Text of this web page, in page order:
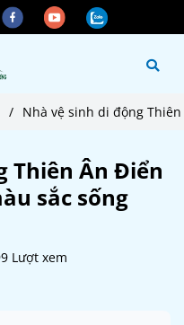
/ Nhà vệ sinh di động
Thiên Ân Điển
sắc sống
Lượt xem